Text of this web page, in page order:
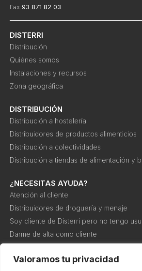
Valoramos tu privacidad
Fax:93 871 82 03
DISTERRI
Distribución
Quiénes somos
Instalaciones y recursos
Zona geográfica
DISTRIBUCIÓN
Distribución a hostelería
Distribuidores de productos alimenticios
Distribución a colectividades
Distribución a tiendas de alimentación y
¿NECESITAS AYUDA?
Atención al cliente
Distribuidores de droguería y menaje
Soy cliente de Disterri pero no tengo
Darme de alta como cliente